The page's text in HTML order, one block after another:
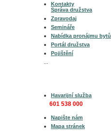
Kontakty
Správa družstva
Zpravodaj
Semináře
Nabídka pronájmu bytů
Portál družstva
Pojištění
...
Havarijní služba
601 538 000
Napište nám
Mapa stránek